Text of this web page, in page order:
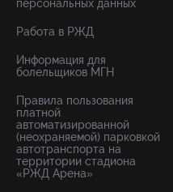
персональных данных
Работа в РЖД
Информация для
болельщиков МГН
Правила пользования
платной
автоматизированной
(неохраняемой) парковкой
автотранспорта на
территории стадиона
«РЖД Арена»